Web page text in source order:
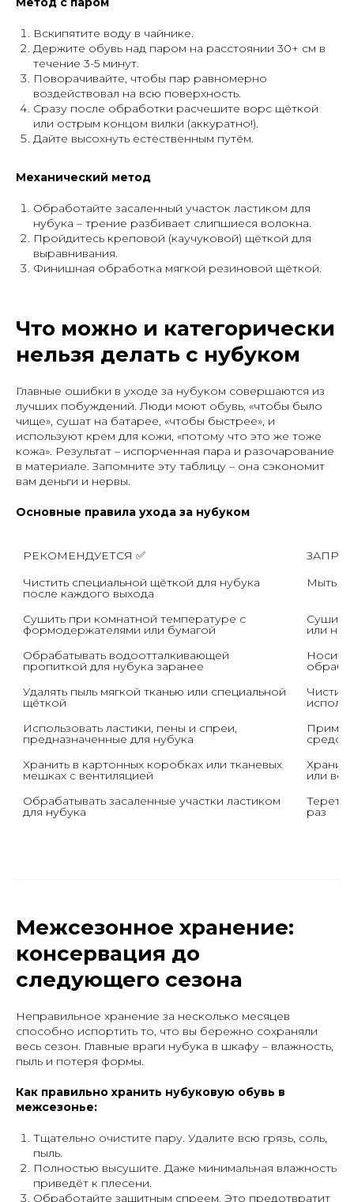
Вскипятите воду в чайнике.
Держите обувь над паром на расстоянии 30+ см в
течение 3-5 минут.
Поворачивайте, чтобы пар равномерно
воздействовал на всю поверхность.
Сразу после обработки расчешите ворс щёткой
или острым концом вилки (аккуратно!).
Дайте высохнуть естественным путём.
Механический метод
Обработайте засаленный участок ластиком для
нубука – трение разбивает слипшиеся волокна.
Пройдитесь креповой (каучуковой) щёткой для
выравнивания.
Финишная обработка мягкой резиновой щёткой.
Что можно и категорически
нельзя делать с нубуком
Главные ошибки в уходе за нубуком совершаются из
лучших побуждений. Люди моют обувь, «чтобы было
чище», сушат на батарее, «чтобы быстрее», и
используют крем для кожи, «потому что это же тоже
кожа». Результат – испорченная пара и разочарование
в материале. Запомните эту таблицу – она сэкономит
вам деньги и нервы.
Основные правила ухода за нубуком
РЕКОМЕНДУЕТСЯ ✅
Чистить специальной щёткой для нубука
после каждого выхода
Мыть
Сушить при комнатной температуре с
формодержателями или бумагой
Сушить
или на
Обрабатывать водоотталкивающей
пропиткой для нубука заранее
Носить
Удалять пыль мягкой тканью или специальной
щёткой
Использовать ластики, пены и спреи,
предназначенные для нубука
Хранить в картонных коробках или тканевых
мешках с вентиляцией
или во
Обрабатывать засаленные участки ластиком
для нубука
Тереть
раз
Межсезонное хранение:
консервация до
следующего сезона
Неправильное хранение за несколько месяцев
способно испортить то, что вы бережно сохраняли
весь сезон. Главные враги нубука в шкафу – влажность,
пыль и потеря формы.
Как правильно хранить нубуковую обувь в
межсезонье:
Тщательно очистите пару. Удалите всю грязь, соль,
пыль.
Полностью высушите. Даже минимальная влажность
приведёт к плесени.
Обработайте защитным спреем. Это предотвратит
Статью проверила:
Начальник производства |
Опыт работы 29 лет